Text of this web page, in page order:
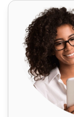
ExpressionEngine